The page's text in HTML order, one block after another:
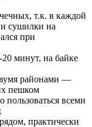
т.к. в каждой
сушилки на
при
минут, на байке
районами —
пешком
пользоваться всеми
практически